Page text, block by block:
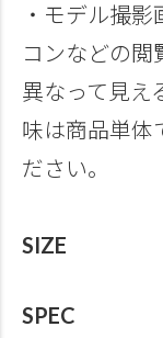
・モデル撮
コンなどの閲
異なって見え
味は商品単体
ださい。
SIZE
SPEC